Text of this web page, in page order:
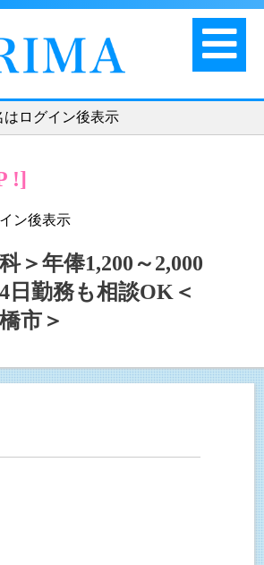
はログイン後表示
!]
ン後表示
＞年俸1,200～2,000
日勤務も相談OK＜
市＞